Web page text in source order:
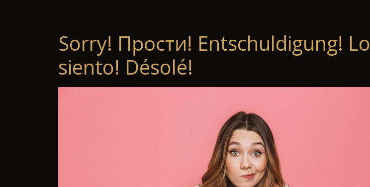
Sorry! Прости! Entschuldigung! Lo
siento! Désolé!